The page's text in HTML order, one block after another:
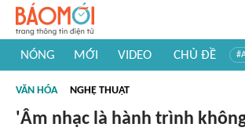
NÓNG MỚI VIDEO CHỦ ĐỀ
#Khám phá thế giới
VĂN HÓA NGHỆ THUẬT
'Âm nhạc là hành trình